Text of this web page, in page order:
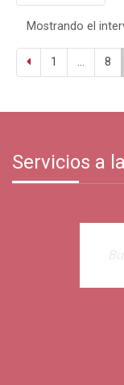
Mostrando el
1 ... 8
Servicios a